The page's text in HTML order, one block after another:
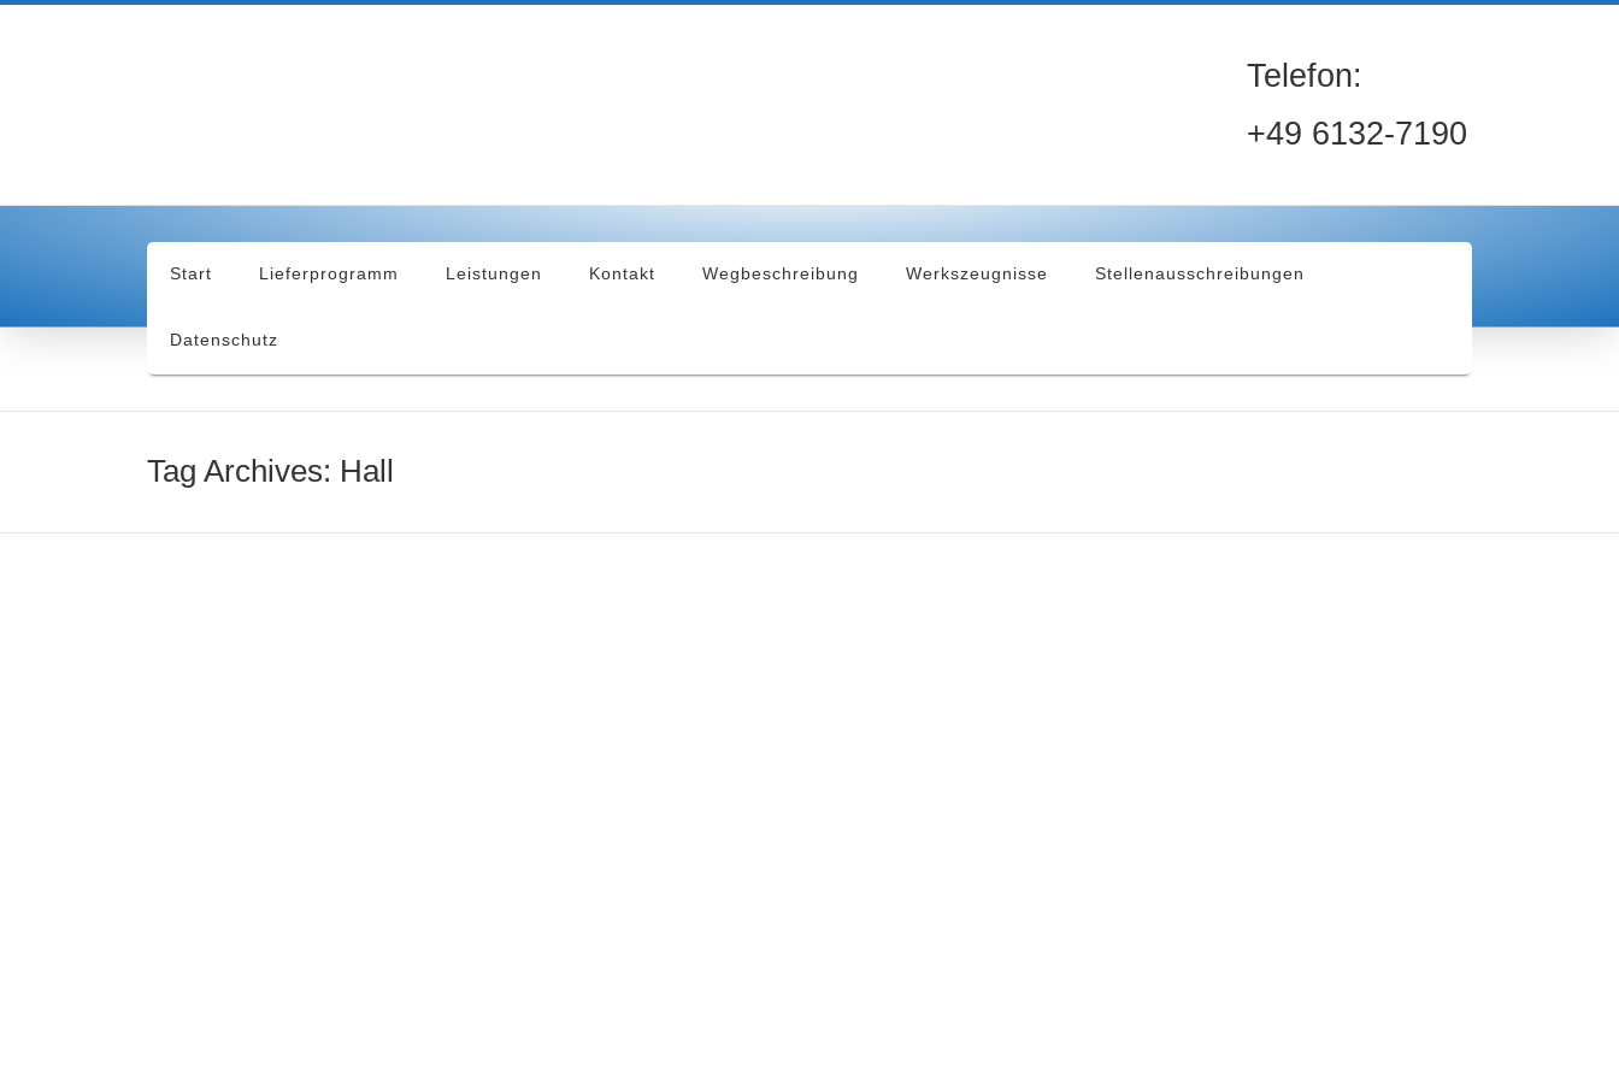
Telefon:
+49 6132-7190
Start Lieferprogramm Leistungen Kontakt Wegbeschreibung Werkszeugnisse Stellenausschreibungen
Datenschutz
Tag Archives: Hall